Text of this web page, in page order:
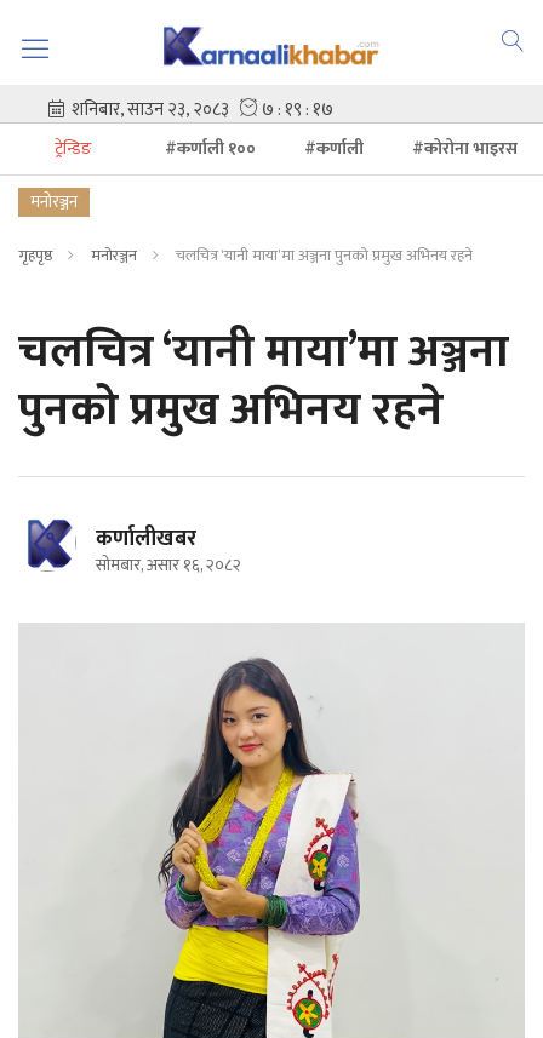
ट्रेन्डिङ #कर्णाली १०० #कर्णाली
#कोरोना भाइरस
मनोरञ्जन
गृहपृष्ठ मनोरञ्जन चलचित्र ‘यानी माया’मा अञ्जना पुनको प्रमुख अभिनय रहने
चलचित्र ‘यानी माया’मा अञ्जना
पुनको प्रमुख अभिनय रहने
कर्णालीखबर
सोमबार, असार १६, २०८२